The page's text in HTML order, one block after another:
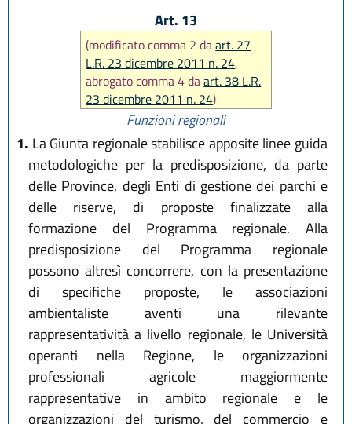
Art. 13
(modificato comma 2 daart. 27
L.R. 23 dicembre 2011 n. 24,
abrogato comma 4 daart. 38 L.R.
23 dicembre 2011 n. 24)
Funzioni regionali
1. La Giunta regionale stabilisce apposite linee guida
metodologiche per la predisposizione, da parte
delle Province, degli Enti di gestione dei parchi e
delle riserve, di proposte finalizzate alla
formazione del Programma regionale. Alla
predisposizione del Programma regionale
possono altresì concorrere, con la presentazione
di specifiche proposte, le associazioni
ambientaliste aventi una rilevante
rappresentatività a livello regionale, le Università
operanti nella Regione, le organizzazioni
professionali agricole maggiormente
rappresentative in ambito regionale e le
organizzazioni del turismo, del commercio e